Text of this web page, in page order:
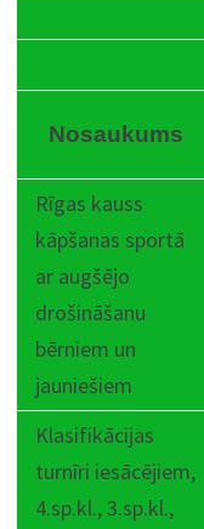
Nosaukums
Rīgas kauss
kāpšanas sportā
ar augšējo
drošināšanu
bērniem un
jauniešiem
Klasifikācijas
turnīri iesācējiem,
4.sp.kl., 3.sp.kl.,